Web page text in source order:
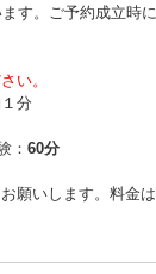
す。ご予約成立時に
い。
分
： 60分
願いします。料金は